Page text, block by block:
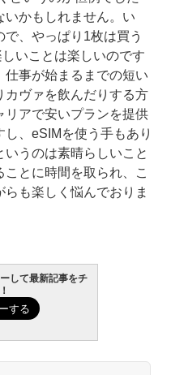
いかもしれません。い
、やっぱり1枚は買う
いことは楽しいのです
仕事が始まるまでの短い
カヴァを飲んだりする方
リアで安いプランを提供
、eSIMを使う手もあり
うのは素晴らしいこと
とに時間を取られ、こ
も楽しく悩んでおりま
して最新記事をチ